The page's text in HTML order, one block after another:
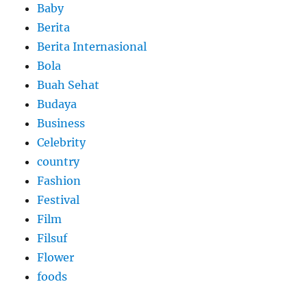
Baby
Berita
Berita Internasional
Bola
Buah Sehat
Budaya
Business
Celebrity
country
Fashion
Festival
Film
Filsuf
Flower
foods